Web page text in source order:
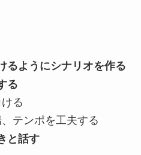
るようにシナリオを作る
る
る
テンポを工夫する
と話す